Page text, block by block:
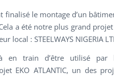
finalisé le montage d’un
a été notre plus grand
local : STEELWAYS NIGERIA
en train d’être utilisé par
EKO ATLANTIC, un des